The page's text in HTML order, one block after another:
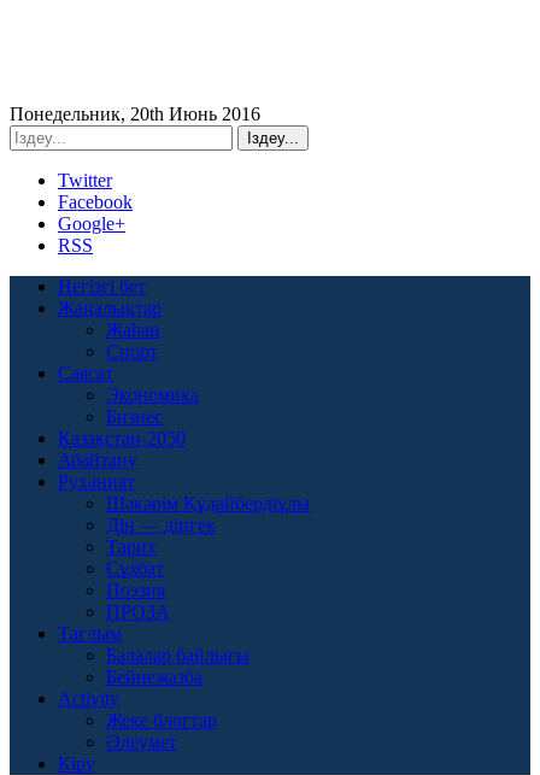
Понедельник, 20th Июнь 2016
Twitter
Facebook
Google+
RSS
Негізгі бет
Жаңалықтар
Жаһан
Спорт
Саясат
Экономика
Бизнес
Қазақстан-2050
Абайтану
Руханият
Шәкәрім Құдайбердіұлы
Дін — діңгек
Тарих
Сұхбат
Поэзия
ПРОЗА
Тағлым
Балалар байлығы
Бейнежазба
Activity
Жеке блогтар
Әлеумет
Кіру